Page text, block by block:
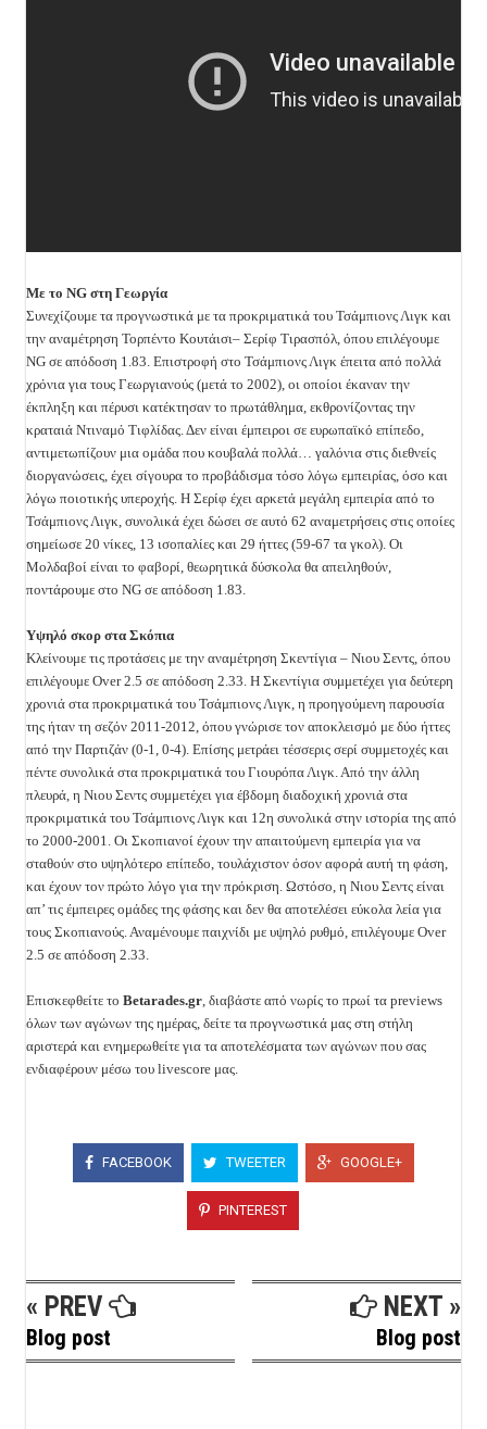
Με το NG στη Γεωργία
Συνεχίζουμε τα προγνωστικά με τα προκριματικά του Τσάμπιονς Λιγκ και
την αναμέτρηση Τορπέντο Κουτάισι– Σερίφ Τιρασπόλ, όπου επιλέγουμε
NG σε απόδοση 1.83. Επιστροφή στο Τσάμπιονς Λιγκ έπειτα από πολλά
χρόνια για τους Γεωργιανούς (μετά το 2002), οι οποίοι έκαναν την
έκπληξη και πέρυσι κατέκτησαν το πρωτάθλημα, εκθρονίζοντας την
κραταιά Ντιναμό Τιφλίδας. Δεν είναι έμπειροι σε ευρωπαϊκό επίπεδο,
αντιμετωπίζουν μια ομάδα που κουβαλά πολλά… γαλόνια στις διεθνείς
διοργανώσεις, έχει σίγουρα το προβάδισμα τόσο λόγω εμπειρίας, όσο και
λόγω ποιοτικής υπεροχής. Η Σερίφ έχει αρκετά μεγάλη εμπειρία από το
Τσάμπιονς Λιγκ, συνολικά έχει δώσει σε αυτό 62 αναμετρήσεις στις οποίες
σημείωσε 20 νίκες, 13 ισοπαλίες και 29 ήττες (59-67 τα γκολ). Οι
Μολδαβοί είναι το φαβορί, θεωρητικά δύσκολα θα απειληθούν,
ποντάρουμε στο NG σε απόδοση 1.83.
Υψηλό σκορ στα Σκόπια
Κλείνουμε τις προτάσεις με την αναμέτρηση Σκεντίγια – Νιου Σεντς, όπου
επιλέγουμε Over 2.5 σε απόδοση 2.33. Η Σκεντίγια συμμετέχει για δεύτερη
χρονιά στα προκριματικά του Τσάμπιονς Λιγκ, η προηγούμενη παρουσία
της ήταν τη σεζόν 2011-2012, όπου γνώρισε τον αποκλεισμό με δύο ήττες
από την Παρτιζάν (0-1, 0-4). Επίσης μετράει τέσσερις σερί συμμετοχές και
πέντε συνολικά στα προκριματικά του Γιουρόπα Λιγκ. Από την άλλη
πλευρά, η Νιου Σεντς συμμετέχει για έβδομη διαδοχική χρονιά στα
προκριματικά του Τσάμπιονς Λιγκ και 12η συνολικά στην ιστορία της από
το 2000-2001. Οι Σκοπιανοί έχουν την απαιτούμενη εμπειρία για να
σταθούν στο υψηλότερο επίπεδο, τουλάχιστον όσον αφορά αυτή τη φάση,
και έχουν τον πρώτο λόγο για την πρόκριση. Ωστόσο, η Νιου Σεντς είναι
απ’ τις έμπειρες ομάδες της φάσης και δεν θα αποτελέσει εύκολα λεία για
τους Σκοπιανούς. Αναμένουμε παιχνίδι με υψηλό ρυθμό, επιλέγουμε Over
2.5 σε απόδοση 2.33.
Επισκεφθείτε το Betarades.gr , διαβάστε από νωρίς το πρωί τα previews
όλων των αγώνων της ημέρας, δείτε τα προγνωστικά μας στη στήλη
αριστερά και ενημερωθείτε για τα αποτελέσματα των αγώνων που σας
ενδιαφέρουν μέσω του livescore μας.
FACEBOOK TWEETER GOOGLE+
PINTEREST
« PREV
Blog post
NEXT »
Blog post